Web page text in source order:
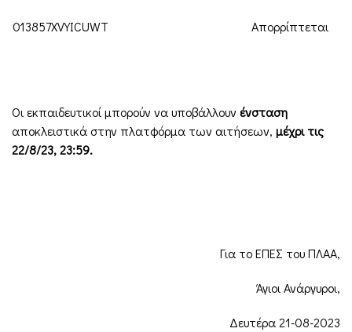
013857XVYICUWT Απορρίπτεται
Οι εκπαιδευτικοί μπορούν να υποβάλλουν ένσταση
αποκλειστικά στην πλατφόρμα των αιτήσεων, μέχρι τις
22/8/23, 23:59.
Για το ΕΠΕΣ του ΠΛΑΑ,
Άγιοι Ανάργυροι,
Δευτέρα 21-08-2023